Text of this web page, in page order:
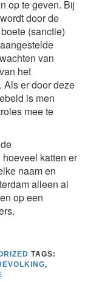
op te geven. Bij
door de
(sanctie)
van
het
Als er door deze
is men
mee te
katten er
naam en
alleen al
op een
TAGS:
,